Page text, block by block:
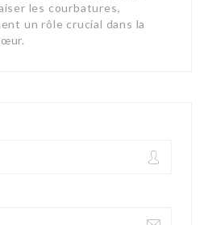
les courbatures,
un rôle crucial dans la